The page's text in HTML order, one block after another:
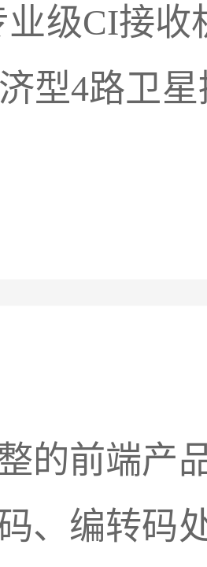
业级CI接收
型4路卫
的前端产
、编转码